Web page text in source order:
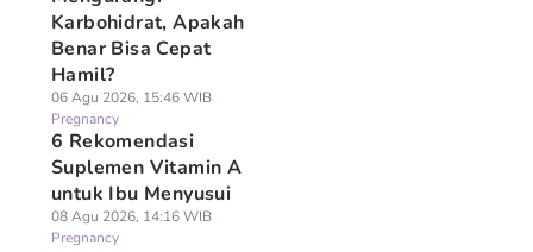
Karbohidrat, Apakah
Benar Bisa Cepat
Hamil?
06 Agu 2026, 15:46 WIB
Pregnancy
6 Rekomendasi
Suplemen Vitamin A
untuk Ibu Menyusui
08 Agu 2026, 14:16 WIB
Pregnancy